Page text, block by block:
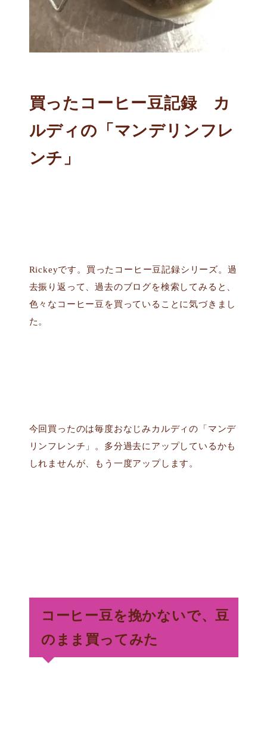
買ったコーヒー豆記録 カ
ルディの「マンデリンフレ
ンチ」
Rickeyです。買ったコーヒー豆記録シリーズ。過
去振り返って、過去のブログを検索してみると、
色々なコーヒー豆を買っていることに気づきまし
た。
今回買ったのは毎度おなじみカルディの「マンデ
リンフレンチ」。多分過去にアップしているかも
しれませんが、もう一度アップします。
コーヒー豆を挽かないで、豆
のまま買ってみた